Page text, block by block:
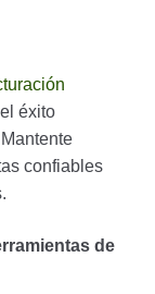
éxito
confiables
de